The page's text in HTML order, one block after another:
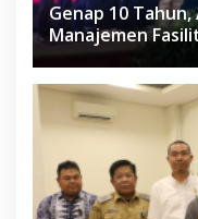
Genap 10
Manajemen